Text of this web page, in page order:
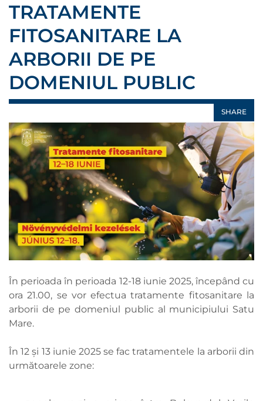
TRATAMENTE
FITOSANITARE LA
ARBORII DE PE
DOMENIUL PUBLIC
SHARE
În perioada în perioada 12-18 iunie 2025, începând cu
ora 21.00, se vor efectua tratamente fitosanitare la
arborii de pe domeniul public al municipiului Satu
Mare.
În 12 și 13 iunie 2025 se fac tratamentele la arborii din
următoarele zone: